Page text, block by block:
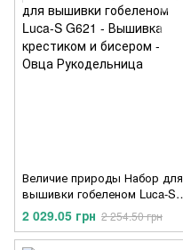
Величие природы Набор для
вышивки гобеленом Luca-S
G621
2 029.05 грн 2 254.50 грн